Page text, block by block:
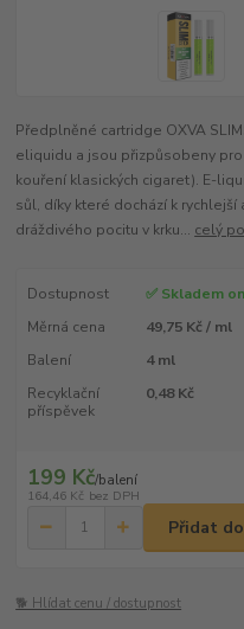
Předplněné cartridge OXVA
eliquidu a jsou přizpůsobeny
kouření klasických cigaret). E-
sůl, díky které dochází k
dráždivého pocitu v krku... celý
Dostupnost
✅ Skladem
Měrná cena
49,75 Kč / ml
Balení
4 ml
Recyklační
příspěvek
0,48 Kč
199 Kč/balení
164,46 Kč bez DPH
Přidat
🐕 Hlídat cenu / dostupnost